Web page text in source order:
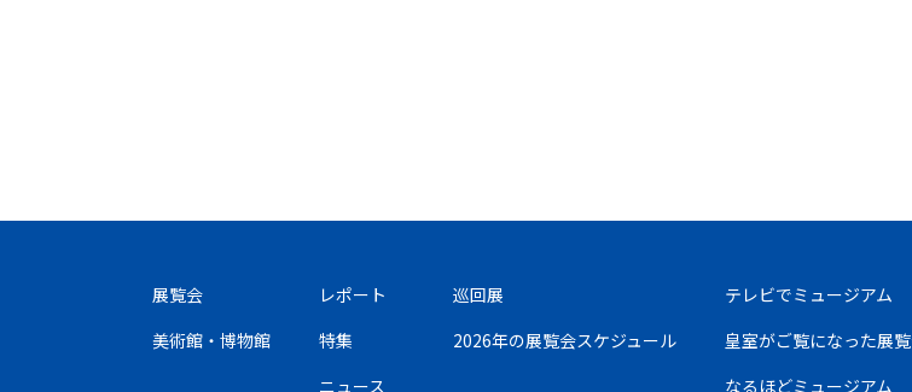
展覧会
美術館・博物館
レポート
特集
ニュース
巡回展
2026年の展覧会スケジュール
テレビでミュージアム
皇室がご覧になった展
なるほどミュージアム